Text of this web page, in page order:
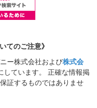
てのご注意》
ー株式会社および株式会
しています。 正確な情報掲
証するものではありませ